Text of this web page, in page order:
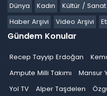
Dünya
Kadın Kültür / Sanat
Haber Arşivi
Video Arşivi
Gündem Konular
Recep Tayyip Erdoğan
Ampute Milli Takımı
Mansur
Yol TV
Alper Taşdelen